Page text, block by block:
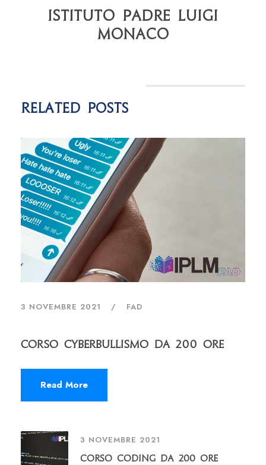
Istituto Padre Luigi
Monaco
Related Posts
3 NOVEMBRE 2021 FAD
Corso Cyberbullismo da 200 Ore
Read More
3 NOVEMBRE 2021
Corso Coding da 200 Ore